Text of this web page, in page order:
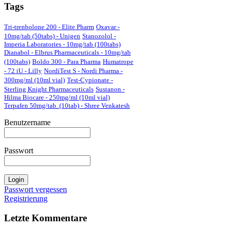
Tags
Tri-trenbolone 200 - Elite Pharm Oxavar -
10mg/tab (50tabs) - Unigen Stanozolol -
Imperia Laboratories - 10mg/tab (100tabs)
Dianabol - Elbrus Pharmaceuticals - 10mg/tab
(100tabs) Boldo 300 - Para Pharma Humatrope
- 72 iU - Lilly NordiTest S - Nordi Pharma -
300mg/ml (10ml vial) Test-Cypionate -
Sterling Knight Pharmaceuticals Sustanon -
Hilma Biocare - 250mg/ml (10ml vial)
Terpafen 50mg/tab. (10tab) - Shree Venkatesh
Benutzername
Passwort
Passwort vergessen
Registrierung
Letzte Kommentare